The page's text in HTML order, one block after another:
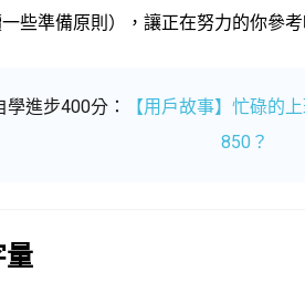
些準備原則），讓正在努力的你參考
進步400分：
【用戶故事】忙碌的
850？
量